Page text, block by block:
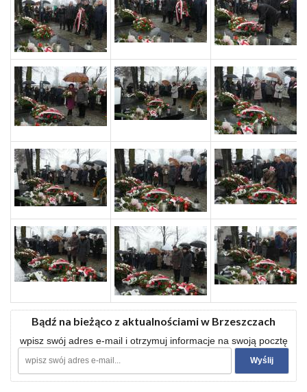
Bądź na bieżąco z aktualnościami w Brzeszczach
wpisz swój adres e-mail i otrzymuj informacje na swoją pocztę